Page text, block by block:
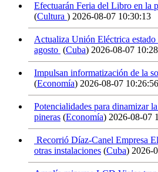
Efectuarán Feria del Libro en la
(Cultura ) 2026-08-07 10:30:13
Actualiza Unión Eléctrica estado
agosto (Cuba) 2026-08-07
Impulsan informatización de la
(Economía) 2026-08-07 10:26:56
Potencialidades para dinamizar
pineras (Economía) 2026-08-07
Recorrió Díaz-Canel Empresa
otras instalaciones (Cuba) 2026-